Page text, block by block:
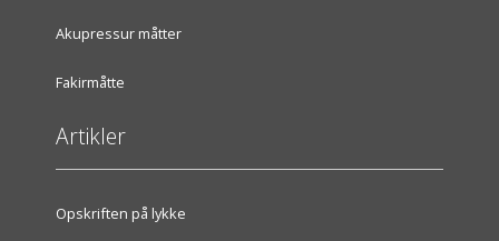
Akupressur måtter
Fakirmåtte
Artikler
Opskriften på lykke